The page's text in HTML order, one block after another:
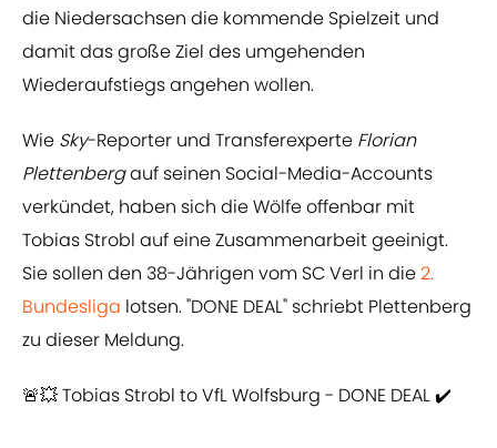
die Niedersachsen die kommende Spielzeit und
damit das große Ziel des umgehenden
Wiederaufstiegs angehen wollen.
Wie Sky-Reporter und Transferexperte Florian
Plettenbergauf seinen Social-Media-Accounts
verkündet, haben sich die Wölfe offenbar mit
Tobias Strobl auf eine Zusammenarbeit geeinigt.
Sie sollen den 38-Jährigen vom SC Verl in die2.
Bundesliga lotsen. "DONE DEAL" schriebt Plettenberg
zu dieser Meldung.
🚨💥 Tobias Strobl to VfL Wolfsburg - DONE DEAL ✔️